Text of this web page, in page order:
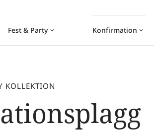
Fest & Party keyboard_arrow_down Konfirmation keyboard_arrow_down
KOLLEKTION